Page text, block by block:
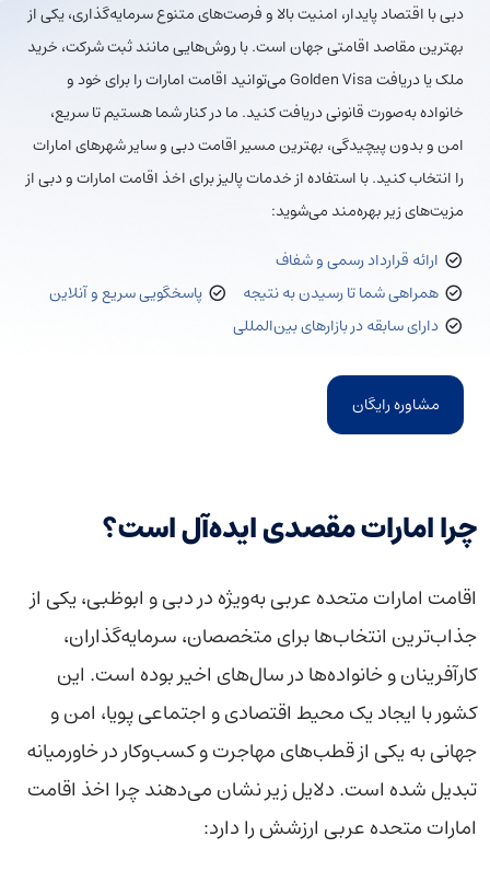
دبی با اقتصاد پایدار، امنیت بالا و فرصت‌های متنوع سرمایه‌گذاری، یکی از
بهترین مقاصد اقامتی جهان است. با روش‌هایی مانند ثبت شرکت، خرید
ملک یا دریافت Golden Visa می‌توانید اقامت امارات را برای خود و
خانواده به‌صورت قانونی دریافت کنید. ما در کنار شما هستیم تا سریع،
امن و بدون پیچیدگی، بهترین مسیر اقامت دبی و سایر شهرهای امارات
را انتخاب کنید. با استفاده از خدمات پالیز برای اخذ اقامت امارات و دبی از
مزیت‌های زیر بهره‌مند می‌شوید:
ارائه قرارداد رسمی و شفاف
همراهی شما تا رسیدن به نتیجه
پاسخگویی سریع و آنلاین
دارای سابقه در بازارهای بین‌المللی
مشاوره رایگان
چرا امارات مقصدی ایده‌آل است؟
اقامت امارات متحده عربی به‌ویژه در دبی و ابوظبی، یکی از
جذاب‌ترین انتخاب‌ها برای متخصصان، سرمایه‌گذاران،
کارآفرینان و خانواده‌ها در سال‌های اخیر بوده است. این
کشور با ایجاد یک محیط اقتصادی و اجتماعی پویا، امن و
جهانی به یکی از قطب‌های مهاجرت و کسب‌وکار در خاورمیانه
تبدیل شده است. دلایل زیر نشان می‌دهند چرا اخذ اقامت
امارات متحده عربی ارزشش را دارد: